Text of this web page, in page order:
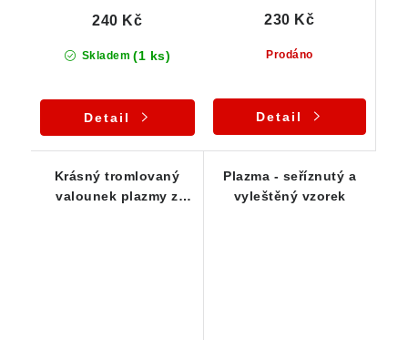
Skladem (1 ks)
240 Kč
Detail
Prodáno
230 Kč
Detail
Krásný tromlovaný
valounek plazmy z
Plazma - seříznutý a
vyleštěný vzorek